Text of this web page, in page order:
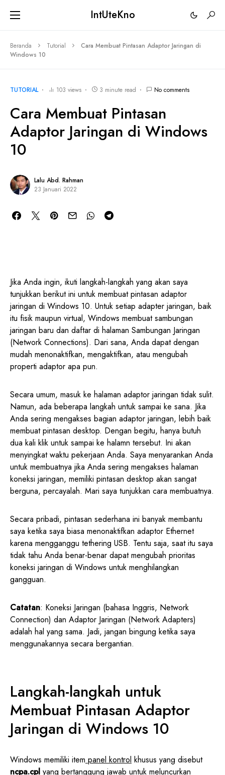
IntUteKno
Beranda Tutorial
Cara Membuat Pintasan Adaptor Jaringan di
Windows 10
TUTORIAL 103 views 3 minute read No comments
Cara Membuat Pintasan
Adaptor Jaringan di Windows
10
Lalu Abd. Rahman
23 Januari 2022
Jika Anda ingin, ikuti langkah-langkah yang akan saya
tunjukkan berikut ini untuk membuat pintasan adaptor
jaringan di Windows 10. Untuk setiap adapter jaringan, baik
itu fisik maupun virtual, Windows membuat sambungan
jaringan baru dan daftar di halaman Sambungan Jaringan
(Network Connections). Dari sana, Anda dapat dengan
mudah menonaktifkan, mengaktifkan, atau mengubah
properti adaptor apa pun.
Secara umum, masuk ke halaman adaptor jaringan tidak sulit.
Namun, ada beberapa langkah untuk sampai ke sana. Jika
Anda sering mengakses bagian adaptor jaringan, lebih baik
membuat pintasan desktop. Dengan begitu, hanya butuh
dua kali klik untuk sampai ke halamn tersebut. Ini akan
menyingkat waktu pekerjaan Anda. Saya menyarankan Anda
untuk membuatnya jika Anda sering mengakses halaman
koneksi jaringan, memiliki pintasan desktop akan sangat
berguna, percayalah. Mari saya tunjukkan cara membuatnya.
Secara pribadi, pintasan sederhana ini banyak membantu
saya ketika saya biasa menonaktifkan adaptor Ethernet
karena mengganggu tethering USB. Tentu saja, saat itu saya
tidak tahu Anda benar-benar dapat mengubah prioritas
koneksi jaringan di Windows untuk menghilangkan
gangguan.
Catatan: Koneksi Jaringan (bahasa Inggris, Network
Connection) dan Adaptor Jaringan (Network Adapters)
adalah hal yang sama. Jadi, jangan bingung ketika saya
menggunakannya secara bergantian.
Langkah-langkah untuk
Membuat Pintasan Adaptor
Jaringan di Windows 10
Windows memiliki item panel kontrol khusus yang disebut
ncpa.cpl yang bertanggung jawab untuk meluncurkan